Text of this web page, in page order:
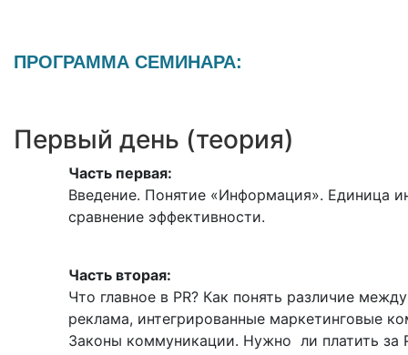
ПРОГРАММА СЕМИНАРА:
Первый день (теория)
Часть первая:
Введение. Понятие «Информация». Единица
сравнение эффективности.
Часть вторая:
Что главное в PR? Как понять различие
реклама, интегрированные маркетинговые
Законы коммуникации. Нужно ли платить за